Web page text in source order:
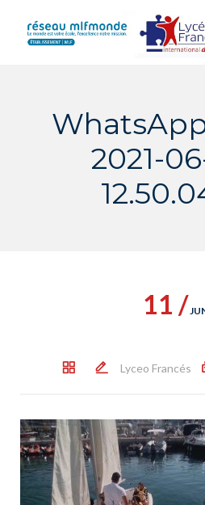
content
2021-
11 /
Lyceo Francés